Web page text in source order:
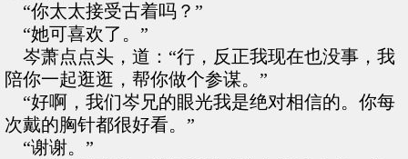
“你太太接受古着吗？”
“她可喜欢了。”
岑萧点点头，道：“行，反正我现在也没事，我
陪你一起逛逛，帮你做个参谋。”
“好啊，我们岑兄的眼光我是绝对相信的。你每
次戴的胸针都很好看。”
“谢谢。”